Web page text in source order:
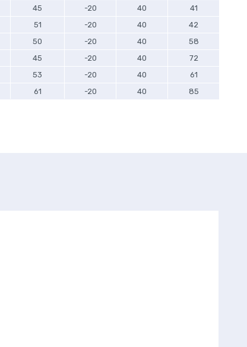
45 -20 40
41
51 -20 40
42
50 -20 40
58
45 -20 40
72
53 -20 40
61
61 -20 40 85